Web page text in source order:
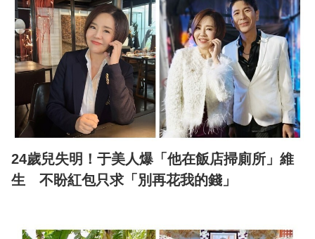
24歲兒失明！于美人爆「他在飯店掃廁所」維
生 不盼紅包只求「別再花我的錢」